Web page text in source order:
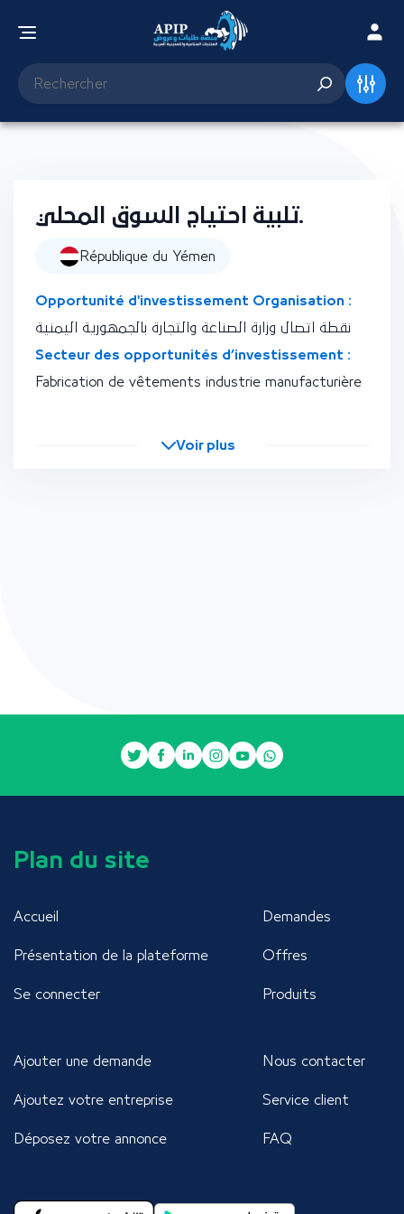
تلبية احتياج السوق المحلي.
République du Yémen
Opportunité d'investissement Organisation :
نقطة اتصال وزارة الصناعة والتجارة بالجمهورية اليمنية
Secteur des opportunités d’investissement :
Fabrication de vêtements industrie manufacturière
Voir plus
Plan du site
Accueil
Présentation de la plateforme
Se connecter
Demandes
Offres
Produits
Ajouter une demande
Ajoutez votre entreprise
Déposez votre annonce
Nous contacter
Service client
FAQ